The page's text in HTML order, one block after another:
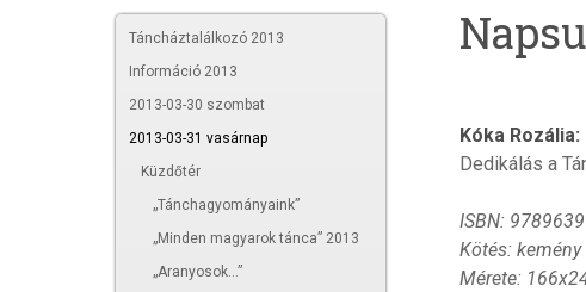
Táncháztalálkozó 2013
Információ 2013
2013-03-30 szombat
2013-03-31 vasárnap
Küzdőtér
„Tánchagyományaink”
„Minden magyarok tánca” 2013
„Aranyosok...”
Kóka
Dedikálás a
ISBN:
Kötés:
Mérete: